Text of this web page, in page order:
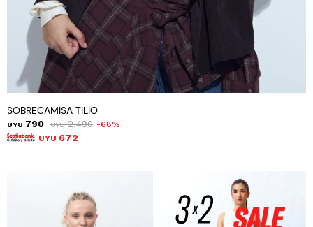
SOBRECAMISA TILIO
UYU 790 UYU 2.490 68
UYU 672